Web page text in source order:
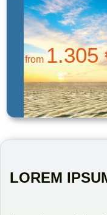
from 1.305
LOREM